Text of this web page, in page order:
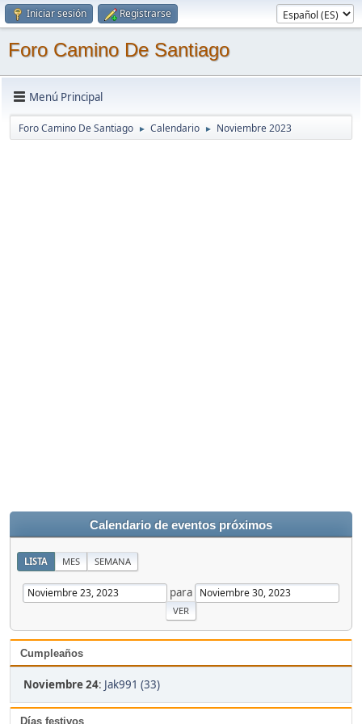
Iniciar sesión Registrarse
Foro Camino De Santiago
Menú Principal
Foro Camino De Santiago ► Calendario ► Noviembre 2023
Calendario de eventos próximos
LISTA MES SEMANA
para
Cumpleaños
Noviembre 24: Jak991 (33)
Días festivos